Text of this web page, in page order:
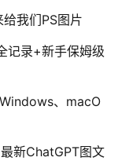
我们PS图片
记录+新手保姆级
、macO
新ChatGPT图文